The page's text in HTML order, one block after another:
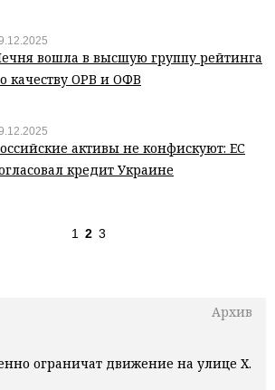
Архив
ограничат движение на улице Х.
вошла в высшую группу рейтинга
качеству ОРВ и ОФВ
активы не конфискуют: ЕС
кредит Украине
1 2 3